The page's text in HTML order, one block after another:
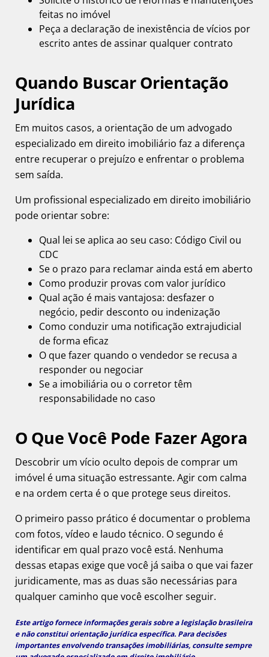
feitas no imóvel
Peça a declaração de inexistência de vícios por
escrito antes de assinar qualquer contrato
Quando Buscar Orientação
Jurídica
Em muitos casos, a orientação de um advogado
especializado em direito imobiliário faz a diferença
entre recuperar o prejuízo e enfrentar o problema
sem saída.
Um profissional especializado em direito imobiliário
pode orientar sobre:
Qual lei se aplica ao seu caso: Código Civil ou
CDC
Se o prazo para reclamar ainda está em aberto
Como produzir provas com valor jurídico
Qual ação é mais vantajosa: desfazer o
negócio, pedir desconto ou indenização
Como conduzir uma notificação extrajudicial
de forma eficaz
O que fazer quando o vendedor se recusa a
responder ou negociar
Se a imobiliária ou o corretor têm
responsabilidade no caso
O Que Você Pode Fazer Agora
Descobrir um vício oculto depois de comprar um
imóvel é uma situação estressante. Agir com calma
e na ordem certa é o que protege seus direitos.
O primeiro passo prático é documentar o problema
com fotos, vídeo e laudo técnico. O segundo é
identificar em qual prazo você está. Nenhuma
dessas etapas exige que você já saiba o que vai fazer
juridicamente, mas as duas são necessárias para
qualquer caminho que você escolher seguir.
Este artigo fornece informações gerais sobre a legislação brasileira
e não constitui orientação jurídica específica. Para decisões
importantes envolvendo transações imobiliárias, consulte sempre